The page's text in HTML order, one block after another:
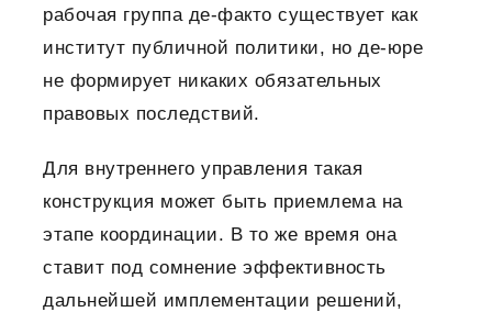
рабочая группа де-факто существует как
институт публичной политики, но де-юре
не формирует никаких обязательных
правовых последствий.
Для внутреннего управления такая
конструкция может быть приемлема на
этапе координации. В то же время она
ставит под сомнение эффективность
дальнейшей имплементации решений,